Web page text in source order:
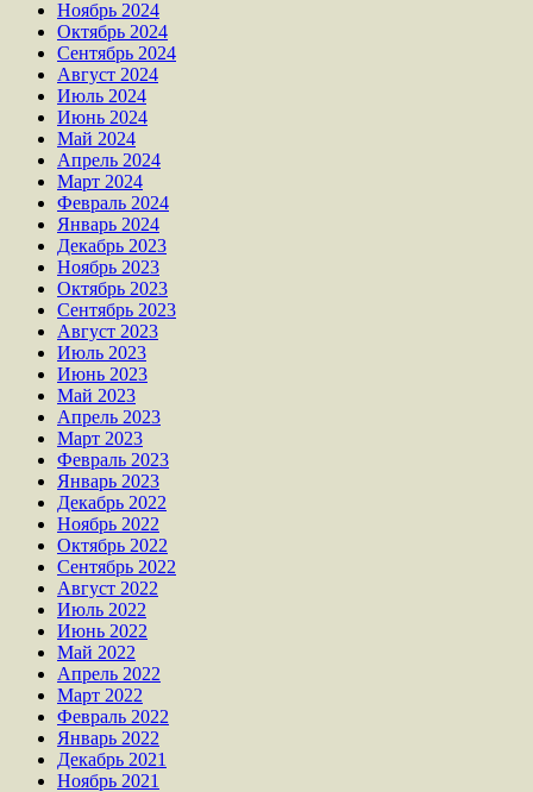
Ноябрь 2024
Октябрь 2024
Сентябрь 2024
Август 2024
Июль 2024
Июнь 2024
Май 2024
Апрель 2024
Март 2024
Февраль 2024
Январь 2024
Декабрь 2023
Ноябрь 2023
Октябрь 2023
Сентябрь 2023
Август 2023
Июль 2023
Июнь 2023
Май 2023
Апрель 2023
Март 2023
Февраль 2023
Январь 2023
Декабрь 2022
Ноябрь 2022
Октябрь 2022
Сентябрь 2022
Август 2022
Июль 2022
Июнь 2022
Май 2022
Апрель 2022
Март 2022
Февраль 2022
Январь 2022
Декабрь 2021
Ноябрь 2021